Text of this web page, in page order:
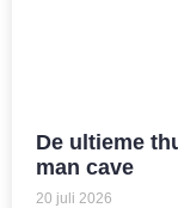
De ultieme
man cave
20 juli 2026